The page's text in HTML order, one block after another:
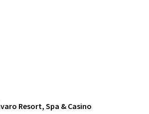
Resort, Spa & Casino